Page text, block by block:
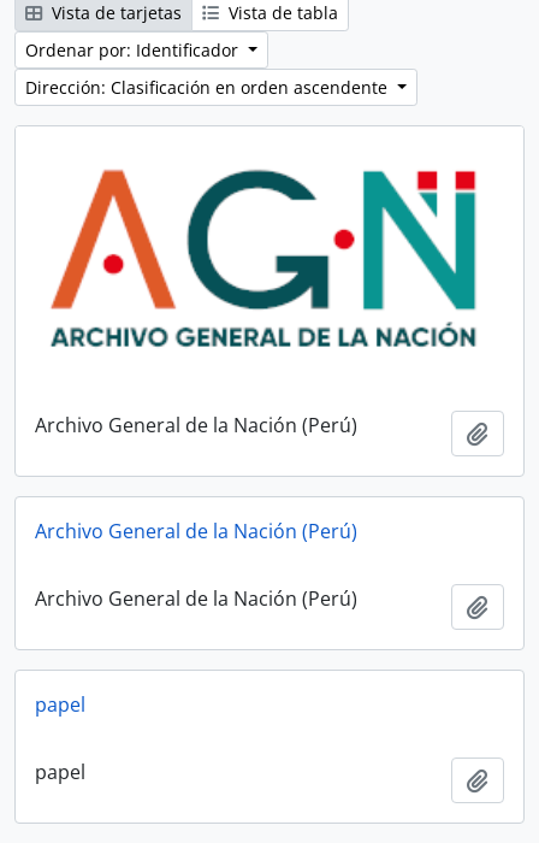
Vista de tarjetas
Vista de tabla
Ordenar por: Identificador
Dirección: Clasificación en orden ascendente
Archivo General de la Nación (Perú)
Archivo General de la Nación (Perú)
Archivo General de la Nación (Perú)
papel
papel